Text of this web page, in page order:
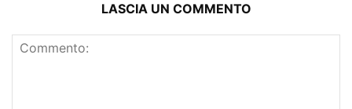
LASCIA UN COMMENTO